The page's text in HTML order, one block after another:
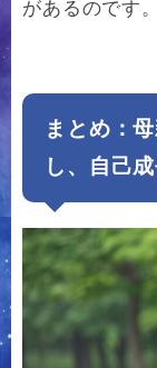
があるのです。
まとめ：
し、自己